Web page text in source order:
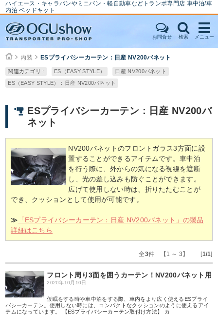
ハイエース・キャラバンやミニバン・軽自動車などトランポ専門店 車中泊/車
内泊 ベッドキット
お問合せ 検索 メニュー
内装 ESプライバシーカーテン：日産 NV200バネット
関連カテゴリ : ES（EASY STYLE）
日産 NV200バネット
ES（EASY STYLE）：日産 NV200バネット
ESプライバシーカーテン：日産 NV200バ
ネット
NV200バネットのフロントガラス3方面に設
置することができるアイテムです。車中泊
を行う際に、外からの気になる視線を遮断
し、光の差し込みも防ぐことができます。
広げて使用しない時は、折りたたむことが
でき、クッションとして使用が可能です。
≫ 「ESプライバシーカーテン：日産 NV200バネット」の製品
詳細はこちら
全3件 【1 ～ 3】 [1/1]
フロント周り3面を囲うカーテン！NV200バネット用
2020年10月10日
仮眠をする時や車中泊をする際、車内をより広く使えるESプライ
バシーカーテン。使用しない時には、コンパクトなクッションのように使えるアイ
テムになっています。 【ESプライバシーカーテン取付け方法】 カ